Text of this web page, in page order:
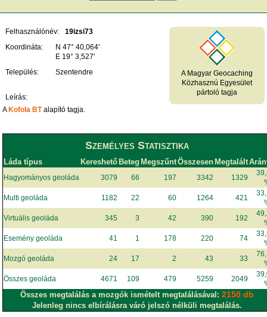
A Magyar Geocaching
Közhasznú Egyesület
pártoló tagja
Felhasználónév:
19izsi73
Koordináta:
N 47° 40,064'
E 19° 3,527'
Település:
Szentendre
Leírás:
A Kofola BTalapító tagja.
Személyes Statisztika
Láda típus Kereshető Beteg MegszűntÖsszesen Megtalált
Hagyományos geoláda 3079 66 197 3342 1329
Multi geoláda
1182 22 60 1264 421
Virtuális geoláda
345 3 42 390 192
Esemény geoláda
41 1 178 220 74
Mozgó geoláda
24 17 2 43 33
Összes geoláda
4671 109 479 5259 2049
Összes megtalálás a mozgók ismételt megtalálásával:2150 db
Jelenleg nincs elbírálásra váró jelszó nélküli megtalálás.